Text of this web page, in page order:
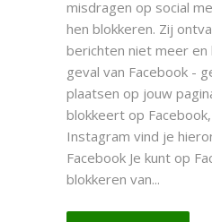
misdragen op social
hen blokkeren. Zij
berichten niet meer en
geval van Facebook -
plaatsen op jouw
blokkeert op
Instagram vind je
Facebook Je kunt op
blokkeren van...